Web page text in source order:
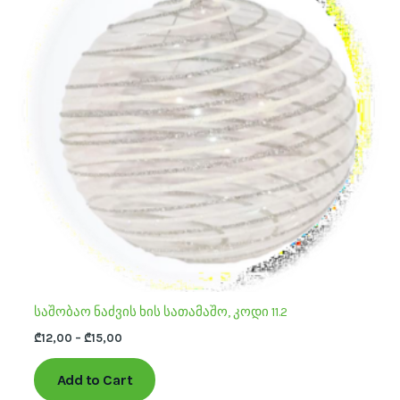
საშობაო ნაძვის ხის სათამაშო, კოდი 11.2
₾12,00 – ₾15,00
Add to Cart
variants.
The
options
may
be
chosen
on
the
product
page